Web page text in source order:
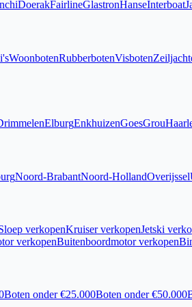
DoerakFairlineGlastronHanseInterboat
WoonbotenRubberbotenVisboten
ElburgEnkhuizenGoesGrou
Noord-BrabantNoord-HollandOverijssel
verkopenKruiser verkopenJetski
verkopenBuitenboordmotor verkopen
Boten onder €25.000Boten onder €50.000